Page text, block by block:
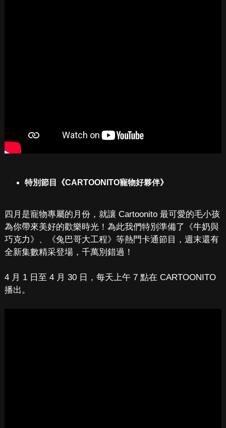
特別節目《CARTOONITO寵物好夥伴》
四月是寵物專屬的月份，就讓 Cartoonito 最可愛的毛小孩
為你帶來美好的歡樂時光！為此我們特別準備了《牛奶與
巧克力》、《兔巴哥大工程》等熱門卡通節目，週末還有
全新集數精采登場，千萬別錯過！
4 月 1 日至 4 月 30 日，每天上午 7 點在 CARTOONITO
播出。